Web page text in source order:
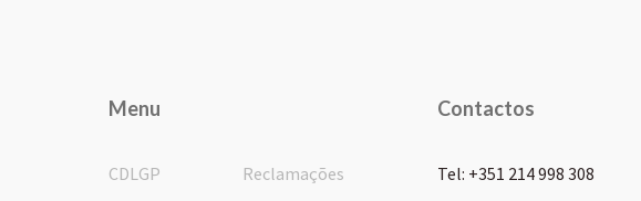
Menu
CDLGP
Reclamações
Contactos
Tel: +351 214 998 308